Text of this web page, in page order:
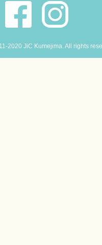
2020 JiC Kumejima. All rights